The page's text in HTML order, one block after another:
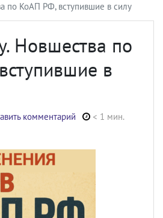
по КоАП РФ, вступившие в силу
Новшества по
в
комментарий
< 1 мин.